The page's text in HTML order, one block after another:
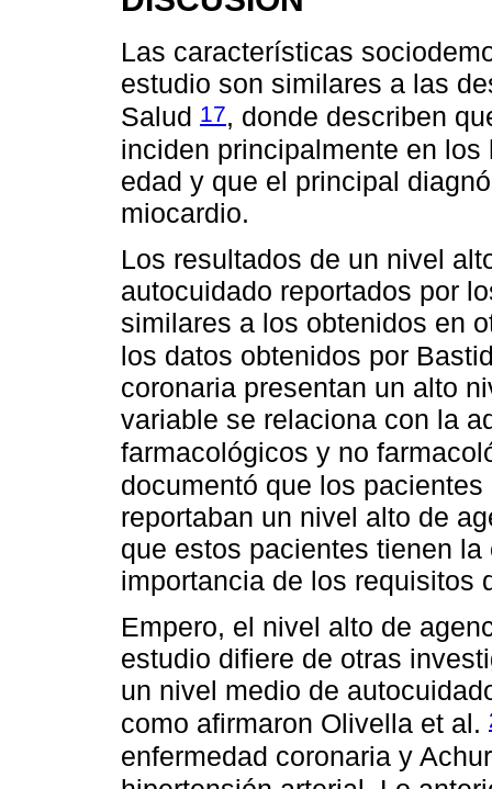
Las características
estudio son similares a las
Salud 17, donde describen
inciden principalmente en
edad y que el principal
miocardio.
Los resultados de un nivel
autocuidado reportados por
similares a los obtenidos en
los datos obtenidos por
coronaria presentan un alto
variable se relaciona con la
farmacológicos y no
documentó que los
reportaban un nivel alto de
que estos pacientes tienen
importancia de los requisitos
Empero, el nivel alto de
estudio difiere de otras
un nivel medio de
como afirmaron Olivella et al.
enfermedad coronaria y